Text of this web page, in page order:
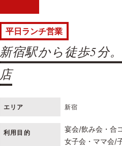
平日ランチ営業
新宿駅から徒歩5分
店
エリア 新宿
利用目的 宴会 飲み会・合
女子会・ママ会